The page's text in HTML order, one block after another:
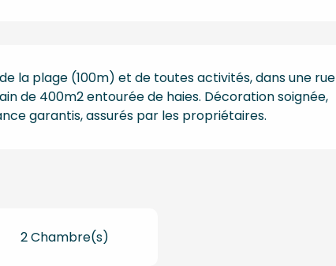
la plage (100m) et de toutes activités, dans une rue
de 400m2 entourée de haies. Décoration soignée,
garantis, assurés par les propriétaires.
2 Chambre(s)